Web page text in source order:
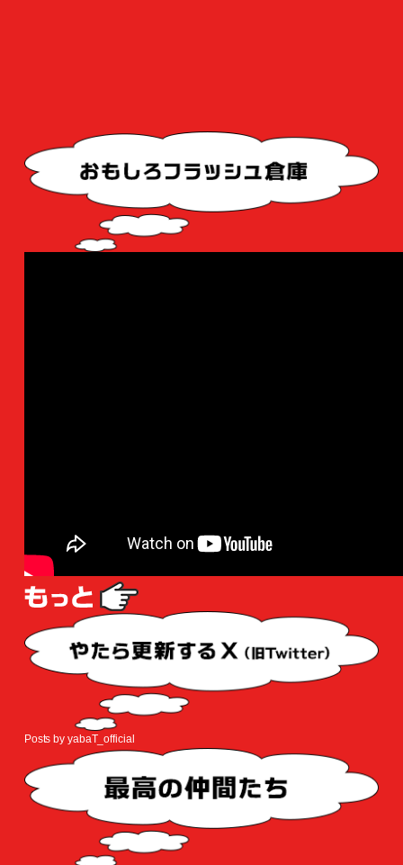
Posts by yabaT_official